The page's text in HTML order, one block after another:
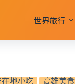
世界旅行
在地小吃 高雄美食